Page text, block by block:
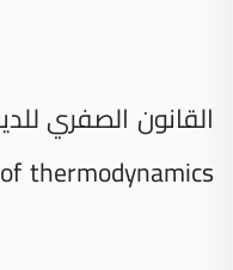
of thermodynamics: